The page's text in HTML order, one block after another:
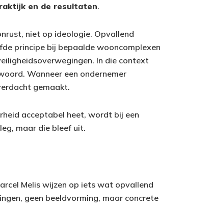
en de resultaten.
niet op ideologie. Opvallend
principe bij bepaalde wooncomplexen
In die context
Wanneer een ondernemer
gemaakt.
acceptabel heet, wordt bij een
maar die bleef uit.
Melis wijzen op iets wat opvallend
geen beeldvorming, maar concrete